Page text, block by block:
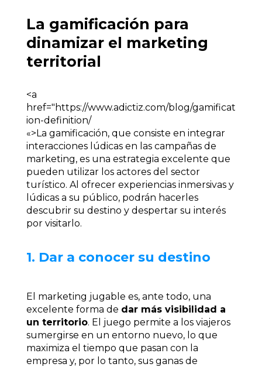
La gamificación para
dinamizar el marketing
territorial
<a
href="https://www.adictiz.com/blog/gamificat
ion-definition/
«>La gamificación, que consiste en integrar
interacciones lúdicas en las campañas de
marketing, es una estrategia excelente que
pueden utilizar los actores del sector
turístico. Al ofrecer experiencias inmersivas y
lúdicas a su público, podrán hacerles
descubrir su destino y despertar su interés
por visitarlo.
1. Dar a conocer su destino
El marketing jugable es, ante todo, una
excelente forma de dar más visibilidad a
un territorio. El juego permite a los viajeros
sumergirse en un entorno nuevo, lo que
maximiza el tiempo que pasan con la
empresa y, por lo tanto, sus ganas de